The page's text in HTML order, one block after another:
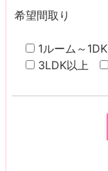
希望間取り
1ルーム～1DK
3LDK以上